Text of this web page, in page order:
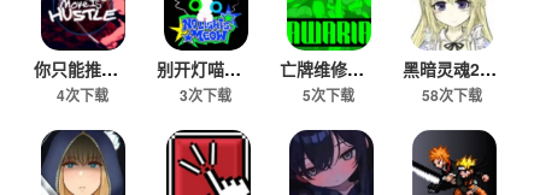
你只能推搡手机版最新下载
4次下载
别开灯喵游戏安卓官方版
3次下载
亡牌维修员安卓移植版
5次下载
黑暗灵魂2冷狐版下载
58次下载